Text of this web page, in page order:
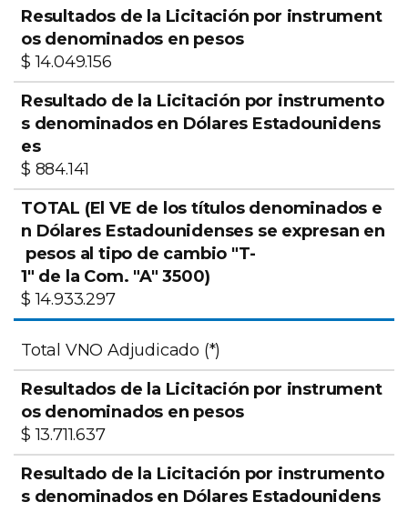
$ 14.049.156
$ 884.141
$ 14.933.297
Total VNO Adjudicado (*)
$ 13.711.637